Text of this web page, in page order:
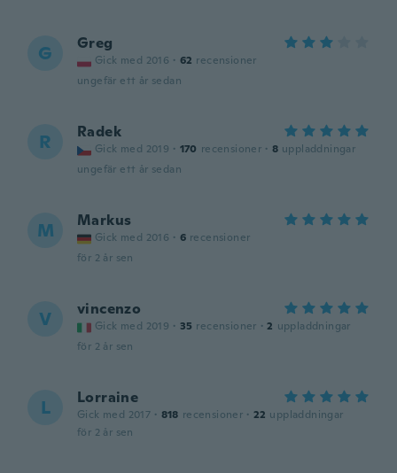
G Greg
Gick med 2016 · 62 recensioner
ungefär ett år sedan
R Radek
Gick med 2019 · 170 recensioner · 8 uppladdningar
ungefär ett år sedan
M Markus
Gick med 2016 · 6 recensioner
för 2 år sen
V vincenzo
Gick med 2019 · 35 recensioner · 2 uppladdningar
för 2 år sen
L Lorraine
Gick med 2017 · 818 recensioner · 22 uppladdningar
för 2 år sen